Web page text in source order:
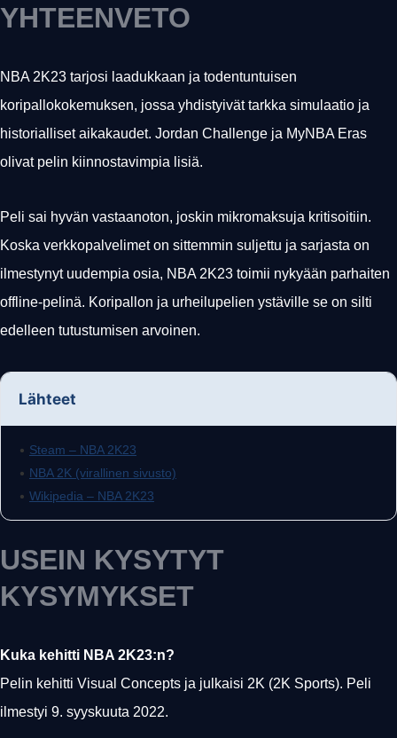
YHTEENVETO
NBA 2K23 tarjosi laadukkaan ja todentuntuisen
koripallokokemuksen, jossa yhdistyivät tarkka simulaatio ja
historialliset aikakaudet. Jordan Challenge ja MyNBA Eras
olivat pelin kiinnostavimpia lisiä.
Peli sai hyvän vastaanoton, joskin mikromaksuja kritisoitiin.
Koska verkkopalvelimet on sittemmin suljettu ja sarjasta on
ilmestynyt uudempia osia, NBA 2K23 toimii nykyään parhaiten
offline-pelinä. Koripallon ja urheilupelien ystäville se on silti
edelleen tutustumisen arvoinen.
Lähteet
• Steam – NBA 2K23
• NBA 2K (virallinen sivusto)
• Wikipedia – NBA 2K23
USEIN KYSYTYT
KYSYMYKSET
Kuka kehitti NBA 2K23:n?
Pelin kehitti Visual Concepts ja julkaisi 2K (2K Sports). Peli
ilmestyi 9. syyskuuta 2022.